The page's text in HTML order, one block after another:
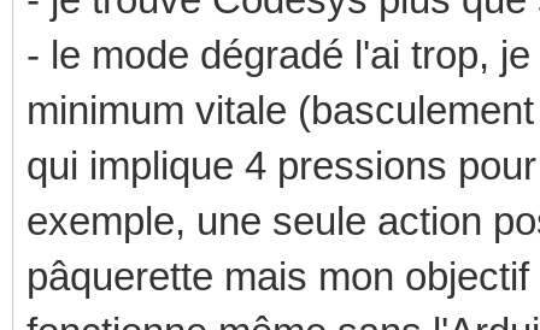
- le mode dégradé l'ai trop,
minimum vitale
qui implique 4 pressions
exemple, une seule action
pâquerette mais mon